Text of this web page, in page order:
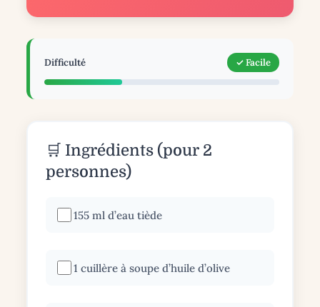
Difficulté ✓ Facile
🛒 Ingrédients (pour 2
personnes)
155 ml d’eau tiède
1 cuillère à soupe d’huile d’olive